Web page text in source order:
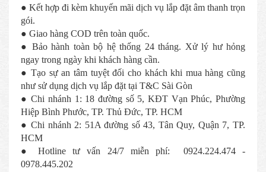
● Kết hợp đi kèm khuyến mãi dịch vụ lắp đặt âm thanh trọn
gói.
● Giao hàng COD trên toàn quốc.
● Bảo hành toàn bộ hệ thống 24 tháng. Xử lý hư hỏng
ngay trong ngày khi khách hàng cần.
● Tạo sự an tâm tuyệt đối cho khách khi mua hàng cũng
như sử dụng dịch vụ lắp đặt tại T&C Sài Gòn
● Chi nhánh 1: 18 đường số 5, KĐT Vạn Phúc, Phường
Hiệp Bình Phước, TP. Thủ Đức, TP. HCM
● Chi nhánh 2: 51A đường số 43, Tân Quy, Quận 7, TP.
HCM
● Hotline tư vấn 24/7 miễn phí: 0924.224.474 -
0978.445.202